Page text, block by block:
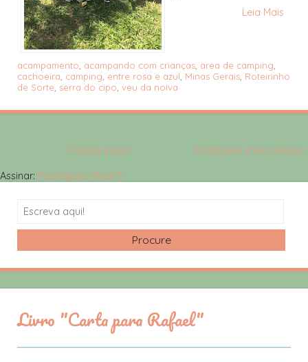
Leia Mais
acampamento, acampando com crianças, area de camping,
cachoeira, camping, entre rosa e azul, Minas Gerais, Roteirinho
de Sorte, serra do cipo, veu da noiva
Postagens mais antigas
Página inicial
Assinar: Postagens (Atom)
Search
Livro "Carta para Rafael"